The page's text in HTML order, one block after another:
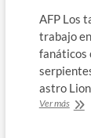
AFP Los
trabajo
fanáticos
astro
Ver másFiebre